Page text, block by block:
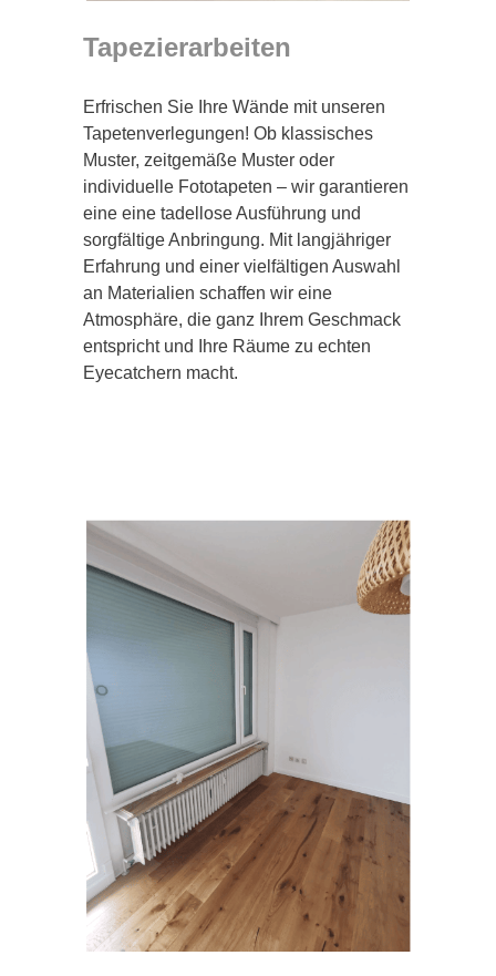
Tapezierarbeiten
Erfrischen Sie Ihre Wände mit unseren
Tapetenverlegungen! Ob klassisches
Muster, zeitgemäße Muster oder
individuelle Fototapeten – wir garantieren
eine eine tadellose Ausführung und
sorgfältige Anbringung. Mit langjähriger
Erfahrung und einer vielfältigen Auswahl
an Materialien schaffen wir eine
Atmosphäre, die ganz Ihrem Geschmack
entspricht und Ihre Räume zu echten
Eyecatchern macht.